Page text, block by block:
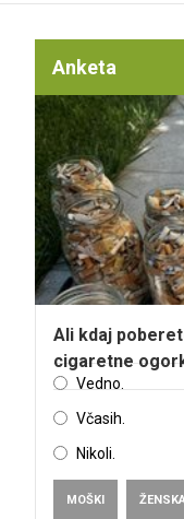
Anketa
Ali kdaj
cigaretne
Vedno.
Včasih.
Nikoli.
MOŠKI